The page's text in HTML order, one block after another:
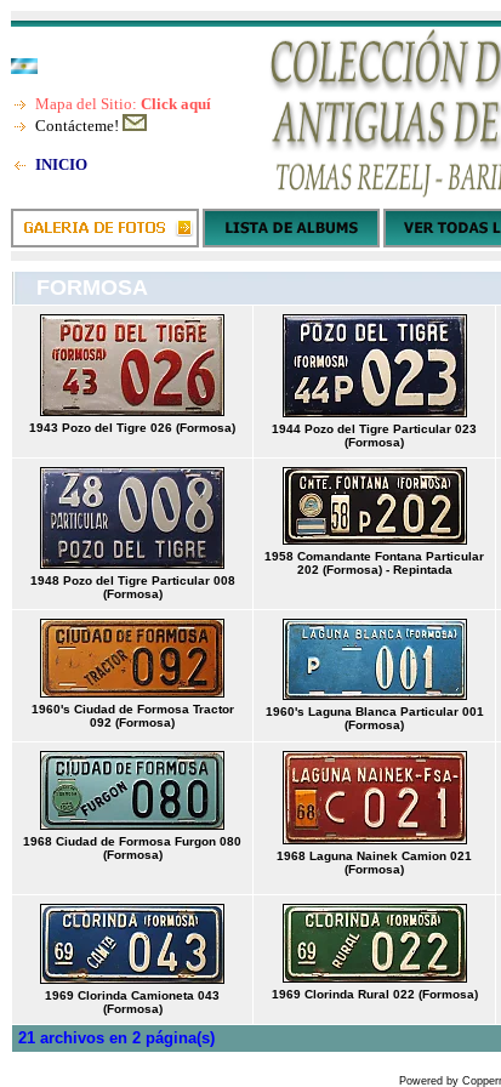
Mapa del Sitio: Click aquí
Contácteme!
INICIO
FORMOSA
1943 Pozo del Tigre 026 (Formosa)
1944 Pozo del Tigre Particular 023
(Formosa)
1948 Pozo del Tigre Particular 008
(Formosa)
1958 Comandante Fontana Particular
202 (Formosa) - Repintada
1960's Ciudad de Formosa Tractor
092 (Formosa)
1960's Laguna Blanca Particular 001
(Formosa)
1968 Ciudad de Formosa Furgon 080
(Formosa)
1968 Laguna Nainek Camion 021
(Formosa)
1969 Clorinda Camioneta 043
(Formosa)
1969 Clorinda Rural 022 (Formosa)
21 archivos en 2 página(s)
Powered by